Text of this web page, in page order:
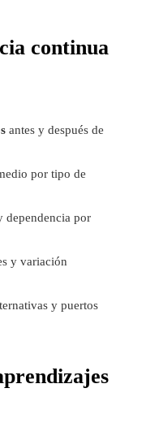
continua
antes y después de
por tipo de
dependencia por
y variación
y puertos